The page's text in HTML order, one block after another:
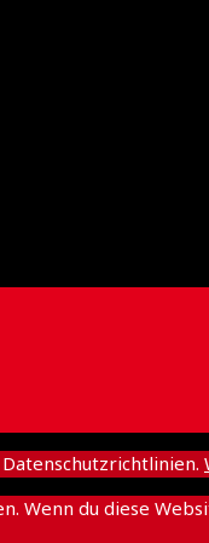
Wenn du diese